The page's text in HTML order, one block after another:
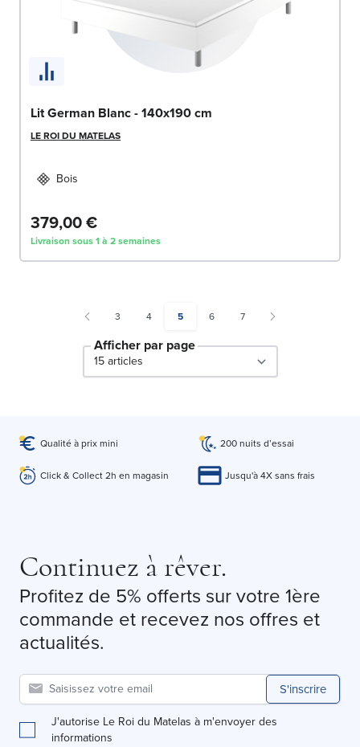
Lit German Blanc - 140x190 cm
LE ROI DU MATELAS
Bois
379,00 €
Livraison sous 1 à 2 semaines
Page
3 Page
4 You're currently reading page
5 Page
6 Page
7
Afficher par page
Qualité à prix mini 200 nuits d’essai
Click & Collect 2h en magasin Jusqu'à 4X sans frais
Continuez à rêver.
Profitez de 5% offerts sur votre 1ère
commande et recevez nos offres et
actualités.
S'inscrire
J'autorise Le Roi du Matelas à m'envoyer des
informations